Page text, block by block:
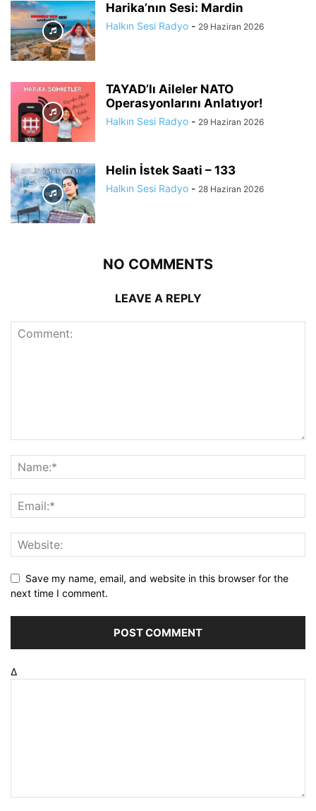
Harika’nın Sesi: Mardin
Halkın Sesi Radyo - 29 Haziran 2026
TAYAD’lı Aileler NATO
Operasyonlarını Anlatıyor!
Halkın Sesi Radyo - 29 Haziran 2026
Helin İstek Saati – 133
Halkın Sesi Radyo - 28 Haziran 2026
NO COMMENTS
LEAVE A REPLY
Save my name, email, and website in this browser for the
next time I comment.
Δ